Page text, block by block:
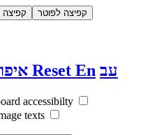
קפיצה
קפיצה לפוטר
Reset En עב
accessibilty
texts